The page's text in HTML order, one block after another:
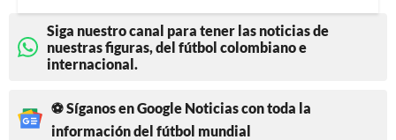
Siga nuestro canal para tener las noticias de
nuestras figuras, del fútbol colombiano e
internacional.
⚽ Síganos en Google Noticias con toda la
información del fútbol mundial